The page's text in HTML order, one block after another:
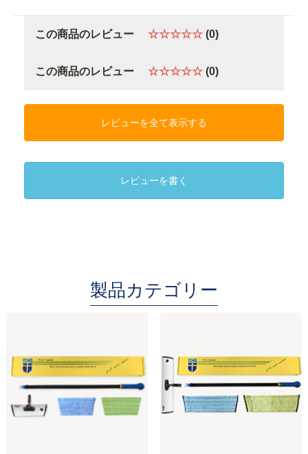
この商品のレビュー ☆☆☆☆☆ (0)
この商品のレビュー ☆☆☆☆☆ (0)
レビューを全て表示する
レビューを書く
製品カテゴリー